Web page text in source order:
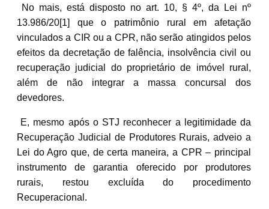
No mais, está disposto no art. 10, § 4º, da Lei nº
13.986/20[1] que o patrimônio rural em afetação
vinculados a CIR ou a CPR, não serão atingidos pelos
efeitos da decretação de falência, insolvência civil ou
recuperação judicial do proprietário de imóvel rural,
além de não integrar a massa concursal dos
devedores.
E, mesmo após o STJ reconhecer a legitimidade da
Recuperação Judicial de Produtores Rurais, adveio a
Lei do Agro que, de certa maneira, a CPR – principal
instrumento de garantia oferecido por produtores
rurais, restou excluída do procedimento
Recuperacional.